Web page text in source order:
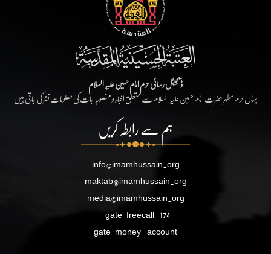
ڈیجیٹل رسائی حرم امام حسین علیہ السلام
یہاں حرم مطہر حضرت امام حسین علیہ السلام سے متعلق اخبار و منصوبہ جات کی معلومات نشر کی جاتی ہیں
ہم سے رابطہ کریں
info@imamhussain.org
maktab@imamhussain.org
media@imamhussain.org
gate.freecall 174
gate.money_account